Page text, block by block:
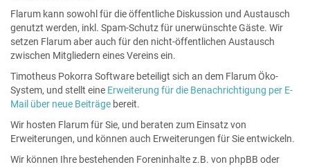
Flarum kann sowohl für die öffentliche Diskussion und Austausch
genutzt werden, inkl. Spam-Schutz für unerwünschte Gäste. Wir
setzen Flarum aber auch für den nicht-öffentlichen Austausch
zwischen Mitgliedern eines Vereins ein.
Timotheus Pokorra Software beteiligt sich an dem Flarum Öko-
System, und stellt eine Erweiterung für die Benachrichtigung per E-
Mail über neue Beiträge bereit.
Wir hosten Flarum für Sie, und beraten zum Einsatz von
Erweiterungen, und können auch Erweiterungen für Sie entwickeln.
Wir können Ihre bestehenden Foreninhalte z.B. von phpBB oder